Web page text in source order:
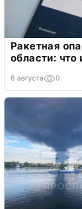
Ракетная
области: что
6 августа 0